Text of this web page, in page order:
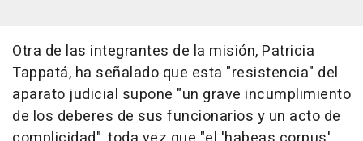
Otra de las integrantes de la misión, Patricia
Tappatá, ha señalado que esta "resistencia" del
aparato judicial supone "un grave incumplimiento
de los deberes de sus funcionarios y un acto de